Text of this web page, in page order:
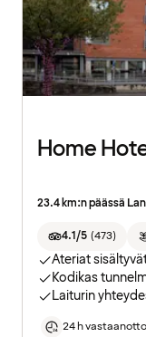
Home
23.4 km:n päässä
4.1/5 (473)
Ateriat
Kodikas
Laiturin
24 h vastaanotto